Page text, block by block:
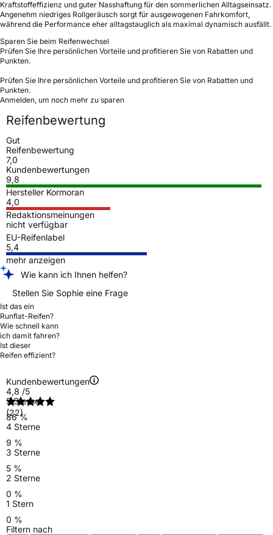
Kraftstoffeffizienz und guter Nasshaftung für den sommerlichen Alltagseinsatz.
Angenehm niedriges Rollgeräusch sorgt für ausgewogenen Fahrkomfort,
während die Performance eher alltagstauglich als maximal dynamisch ausfällt.
Sparen Sie beim Reifenwechsel
Prüfen Sie Ihre persönlichen Vorteile und profitieren Sie von Rabatten und
Punkten.
Prüfen Sie Ihre persönlichen Vorteile und profitieren Sie von Rabatten und
Punkten.
Anmelden, um noch mehr zu sparen
Reifenbewertung
Gut
Reifenbewertung
7,0
Kundenbewertungen
9,8
Hersteller Kormoran
4,0
Redaktionsmeinungen
nicht verfügbar
EU-Reifenlabel
5,4
mehr anzeigen
Wie kann ich Ihnen helfen?
Stellen Sie Sophie eine Frage
Ist das ein
Runflat-Reifen?
Wie schnell kann
ich damit fahren?
Ist dieser
Reifen effizient?
Kundenbewertungen
4,8 /5
(22)
5 Sterne
86 %
4 Sterne
9 %
3 Sterne
5 %
2 Sterne
0 %
1 Stern
0 %
Filtern nach